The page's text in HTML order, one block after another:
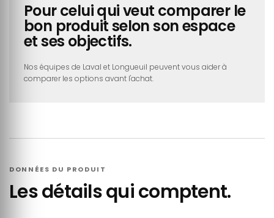
Pour celui qui veut comparer le
bon produit selon son espace
et ses objectifs.
Nos équipes de Laval et Longueuil peuvent vous aider à
comparer les options avant l'achat.
DONNÉES DU PRODUIT
Les détails qui comptent.